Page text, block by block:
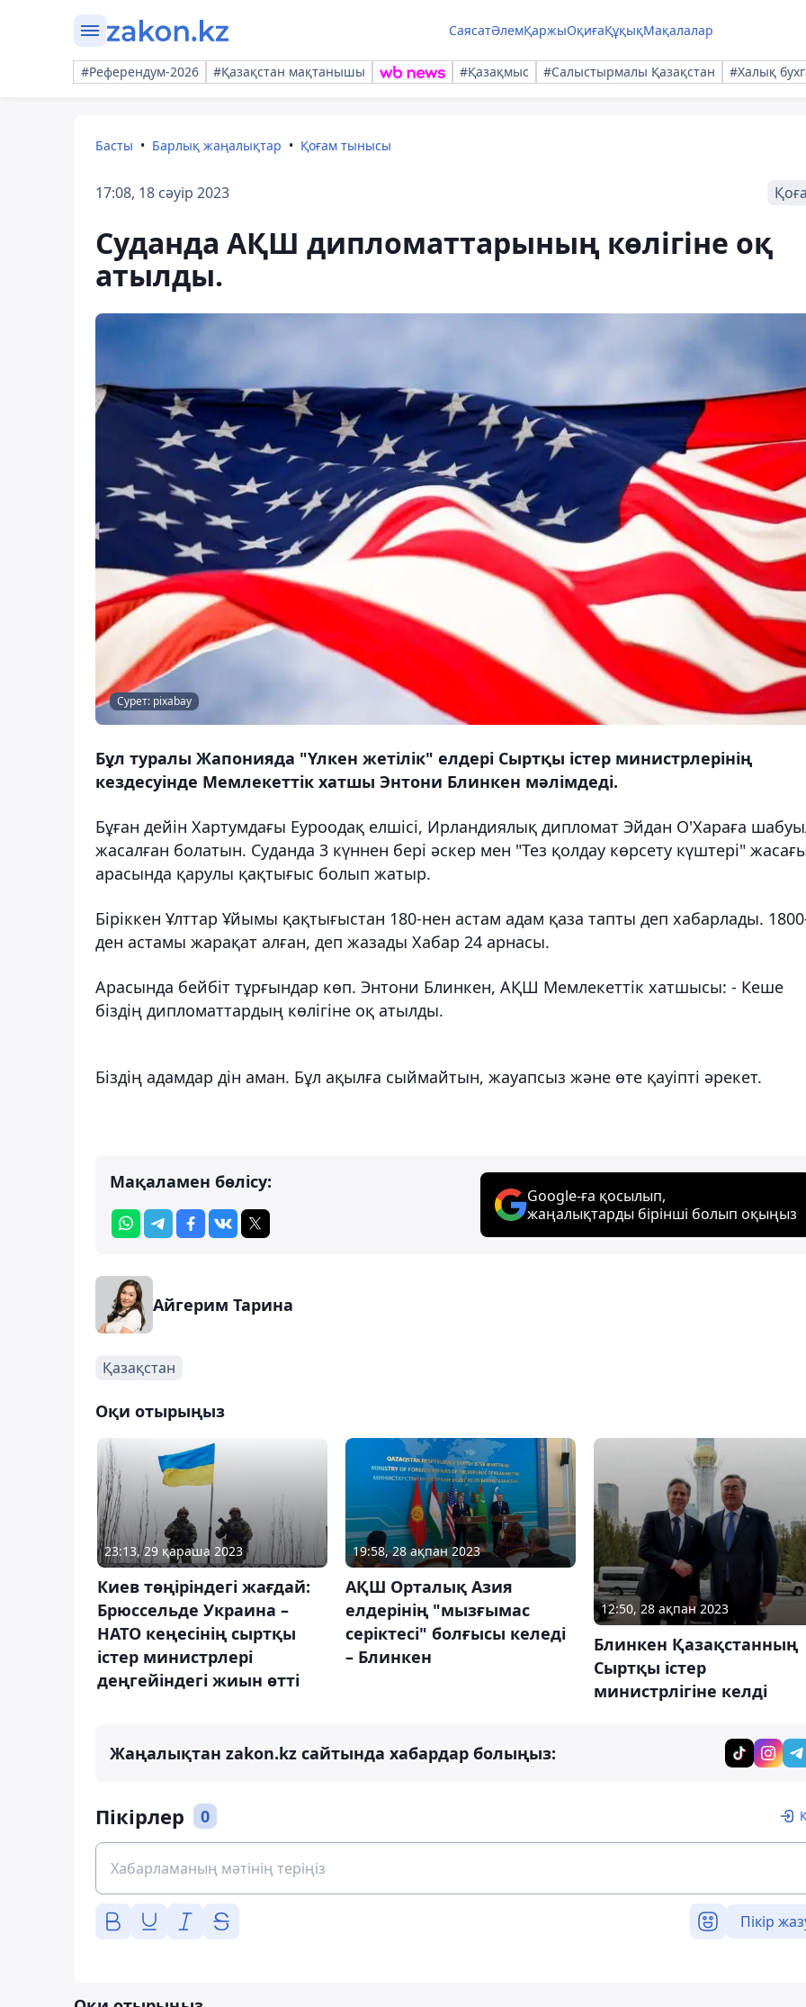
СаясатӘлемҚаржыОқиғаҚұқықМақалалар
#Референдум-2026 #Қазақстан мақтанышы #Қазақмыс #Салыстырмалы Қазақстан #Халық
Басты Барлық жаңалықтар Қоғам тынысы
17:08, 18 сәуір 2023
Суданда АҚШ дипломаттарының көлігіне оқ
атылды.
Сурет: pixabay
Бұл туралы Жапонияда "Үлкен жетілік" елдері Сыртқы істер министрлерінің
кездесуінде Мемлекеттік хатшы Энтони Блинкен мәлімдеді.
Бұған дейін Хартумдағы Еуроодақ елшісі, Ирландиялық дипломат Эйдан О'Хараға
жасалған болатын. Суданда 3 күннен бері әскер мен "Тез қолдау көрсету күштері"
арасында қарулы қақтығыс болып жатыр.
Біріккен Ұлттар Ұйымы қақтығыстан 180-нен астам адам қаза тапты деп хабарлады.
ден астамы жарақат алған, деп жазады Хабар 24 арнасы.
Арасында бейбіт тұрғындар көп. Энтони Блинкен, АҚШ Мемлекеттік хатшысы: - Кеше
біздің дипломаттардың көлігіне оқ атылды.
Біздің адамдар дін аман. Бұл ақылға сыймайтын, жауапсыз және өте қауіпті әрекет.
Мақаламен бөлісу:
Google-ға қосылып,
жаңалықтарды бірінші болып оқыңыз
Айгерим Тарина
Қазақстан
Оқи отырыңыз
23:13, 29 қараша 2023
Киев төңіріндегі жағдай:
Брюссельде Украина –
НАТО кеңесінің сыртқы
істер министрлері
деңгейіндегі жиын өтті
19:58, 28 ақпан 2023
АҚШ Орталық Азия
елдерінің "мызғымас
серіктесі" болғысы келеді
– Блинкен
12:50, 28 ақпан 2023
Блинкен Қазақстанның
Сыртқы істер
министрлігіне келді
Жаңалықтан zakon.kz сайтында хабардар болыңыз:
Пікірлер 0
Пікір